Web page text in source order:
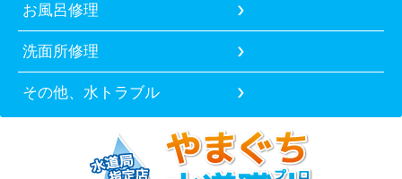
お風呂修理
洗面所修理
その他、水トラブル